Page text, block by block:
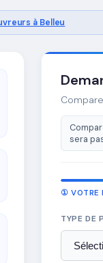
à Belleu
sera
① VOTRE
TYPE DE